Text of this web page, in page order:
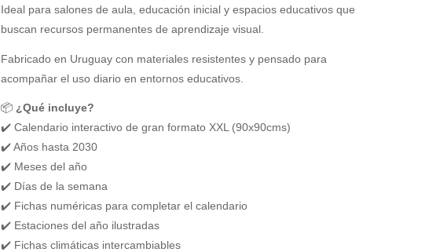
Ideal para salones de aula, educación inicial y espacios educativos que
buscan recursos permanentes de aprendizaje visual.
Fabricado en Uruguay con materiales resistentes y pensado para
acompañar el uso diario en entornos educativos.
📦 ¿Qué incluye?
✔️ Calendario interactivo de gran formato XXL (90x90cms)
✔️ Años hasta 2030
✔️ Meses del año
✔️ Días de la semana
✔️ Fichas numéricas para completar el calendario
✔️ Estaciones del año ilustradas
✔️ Fichas climáticas intercambiables